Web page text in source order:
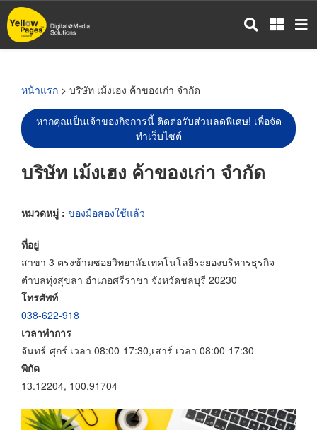
ข้าม
ไป
หน้าแรก > บริษัท เม้งเฮง ค้าของเก่า จำกัด
หากคุณเป็นเจ้าของกิจการนี้ ติดต่อรับส่วนลดพิเศษ! เพื่อจัด
ทำเว็บไซต์
บริษัท เม้งเฮง ค้าของเก่า จำกัด
หมวดหมู่ : ของมือสองใช้แล้ว
ที่อยู่
สาขา 3 ตรงข้ามซอยวิทยาลัยเทคโนโลยีระยองบริหารธุรกิจ
ตำบลทุ่งสุขลา อำเภอศรีราชา จังหวัดชลบุรี 20230
โทรศัพท์
038-622-918
เวลาทำการ
จันทร์-ศุกร์ เวลา 08:00-17:30,เสาร์ เวลา 08:00-17:30
พิกัด
13.12204, 100.91704